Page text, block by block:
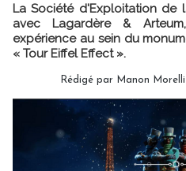
La Société d'Exploitation de
avec Lagardère &
expérience au sein du
« Tour Eiffel Effect ».
Rédigé par Manon Morelli